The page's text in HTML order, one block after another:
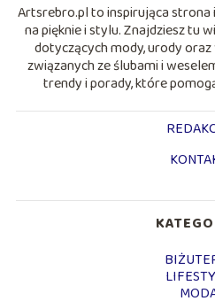
Artsrebro.pl to inspirująca
na pięknie i stylu. Znajdziesz tu
dotyczących mody, urody
związanych ze ślubami i
trendy i porady, które